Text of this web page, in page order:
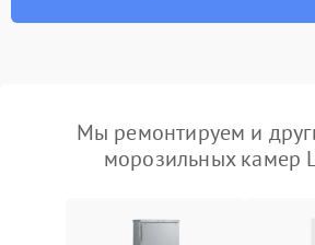
Мы ремонтируем и
морозильных камер